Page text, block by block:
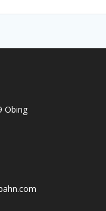
Obing